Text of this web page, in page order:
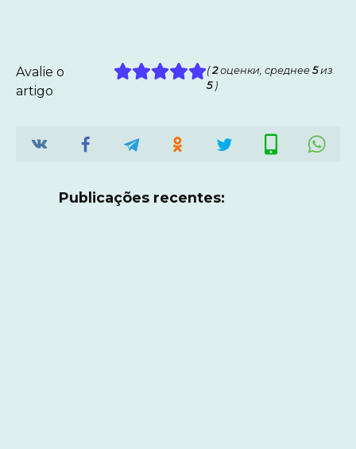
Avalie o
artigo
(2оценки, среднее 5из
5)
Publicações recentes: